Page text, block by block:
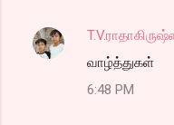
வாழ்த்துகள்
6:48 PM